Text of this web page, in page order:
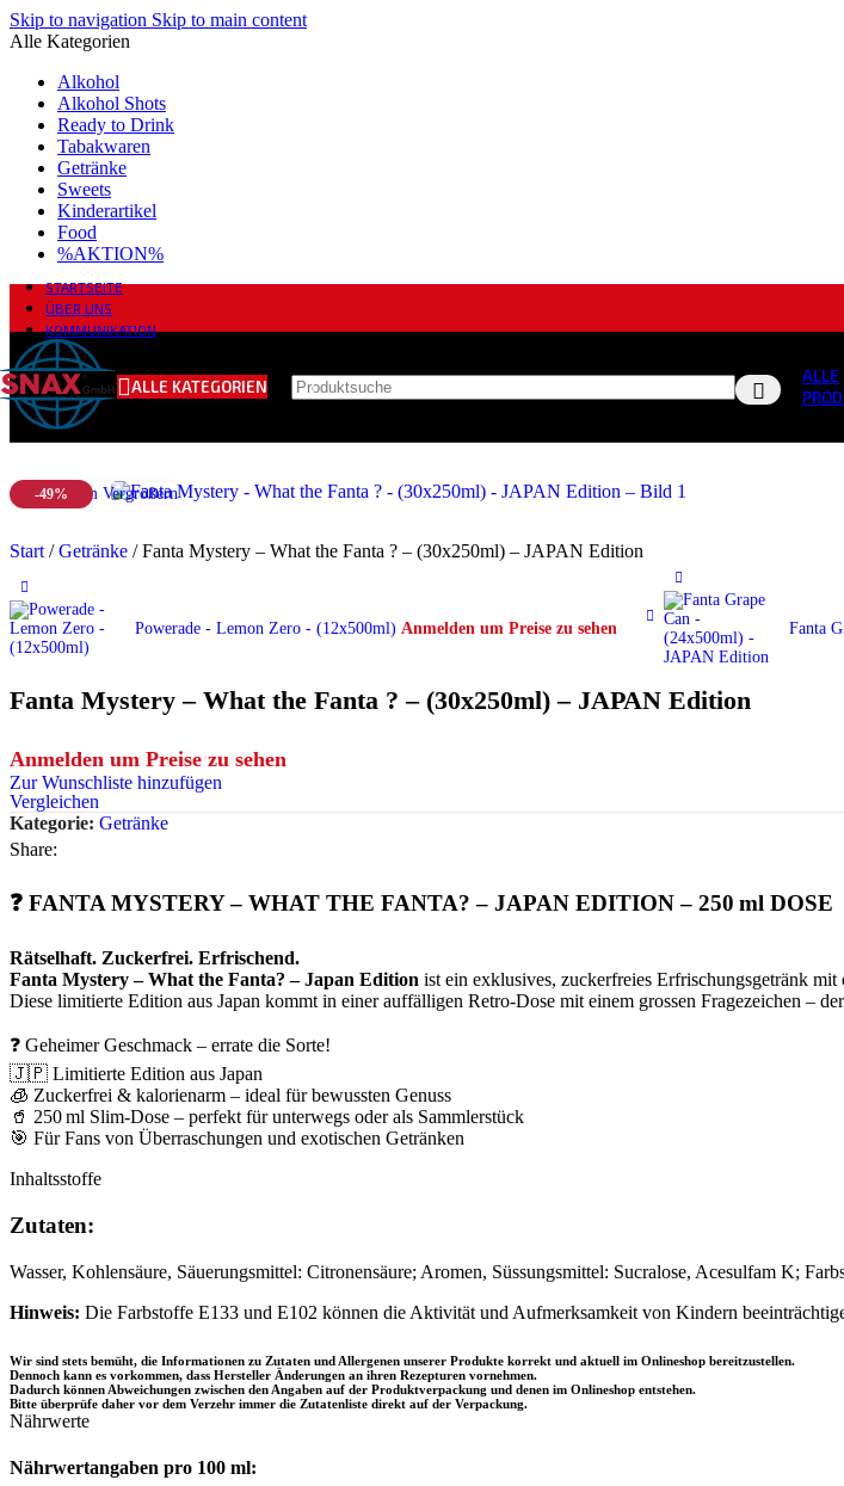
Skip to navigation Skip to main content
Alle Kategorien
Alkohol
Alkohol Shots
Ready to Drink
Tabakwaren
Getränke
Sweets
Kinderartikel
Food
%AKTION%
STARTSEITE
ÜBER UNS
KOMMUNIKATION
ALLE KATEGORIEN
ALLE
-49%
Klick zum Vergrößern
Start / Getränke / Fanta Mystery – What the Fanta ? – (30x250ml) – JAPAN Edition
Powerade - Lemon Zero - (12x500ml) Anmelden um Preise zu sehen Fanta
Fanta Mystery – What the Fanta ? – (30x250ml) – JAPAN Edition
Anmelden um Preise zu sehen
Zur Wunschliste hinzufügen
Vergleichen
Kategorie: Getränke
Share:
❓ FANTA MYSTERY – WHAT THE FANTA? – JAPAN EDITION – 250 ml DOSE
Rätselhaft. Zuckerfrei. Erfrischend.
Fanta Mystery – What the Fanta? – Japan Edition ist ein exklusives, zuckerfreies Erfrischungsgetränk
Diese limitierte Edition aus Japan kommt in einer auffälligen Retro-Dose mit einem grossen Fragezeichen –
❓ Geheimer Geschmack – errate die Sorte!
🇯🇵 Limitierte Edition aus Japan
🧊 Zuckerfrei & kalorienarm – ideal für bewussten Genuss
🥤 250 ml Slim-Dose – perfekt für unterwegs oder als Sammlerstück
🎯 Für Fans von Überraschungen und exotischen Getränken
Inhaltsstoffe
Zutaten:
Wasser, Kohlensäure, Säuerungsmittel: Citronensäure; Aromen, Süssungsmittel: Sucralose, Acesulfam K;
Hinweis: Die Farbstoffe E133 und E102 können die Aktivität und Aufmerksamkeit von Kindern
Wir sind stets bemüht, die Informationen zu Zutaten und Allergenen unserer Produkte korrekt und aktuell im Onlineshop bereitzustellen.
Dennoch kann es vorkommen, dass Hersteller Änderungen an ihren Rezepturen vornehmen.
Dadurch können Abweichungen zwischen den Angaben auf der Produktverpackung und denen im Onlineshop entstehen.
Bitte überprüfe daher vor dem Verzehr immer die Zutatenliste direkt auf der Verpackung.
Nährwerte
Nährwertangaben pro 100 ml: